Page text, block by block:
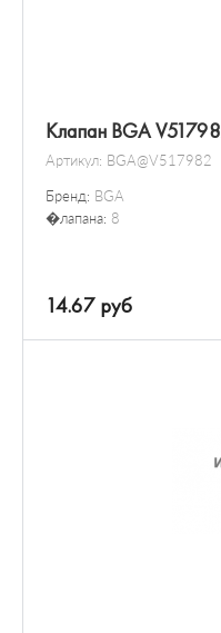
Клапан BGA
Артикул: BGA@V517982
Бренд: BGA
�лапана: 8
14.67 руб